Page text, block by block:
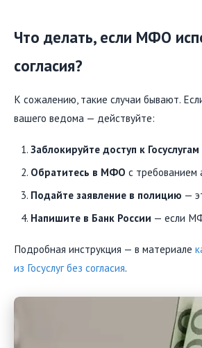
Что делать, если МФО
согласия?
К сожалению, такие случаи бывают.
вашего ведома — действуйте:
Заблокируйте доступ к Госуслугам
Обратитесь в МФО с требованием
Подайте заявление в полицию —
Напишите в Банк России — если
Подробная инструкция — в материале
из Госуслуг без согласия.